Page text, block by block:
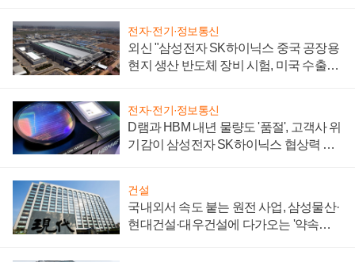
전자·전기·정보통신
외신 "삼성전자 SK하이닉스 중국 공장용
현지 생산 반도체 장비 시험, 미국 수출통
전자·전기·정보통신
D램과 HBM 내년 물량도 '품절', 고객사 위
기감이 삼성전자 SK하이닉스 협상력 더
건설
국내외서 속도 붙는 원전 사업, 삼성물산·
현대건설·대우건설에 다가오는 '약속의